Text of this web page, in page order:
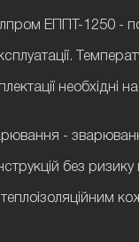
ЕППТ-1250 -
необхідні
-
без